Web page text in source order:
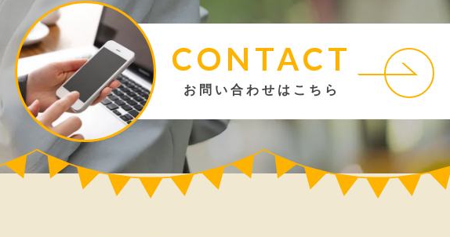
CONTACT
お問い合わせはこちら